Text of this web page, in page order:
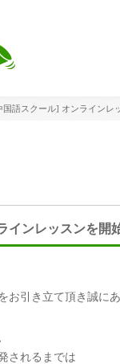
スクール] オンラインレ
インレッスンを開
お引き立て頂き誠に
されるまでは